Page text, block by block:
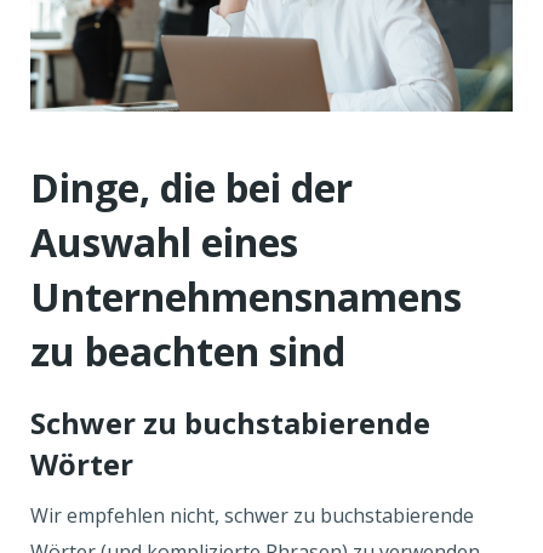
Dinge, die bei der
Auswahl eines
Unternehmensnamens
zu beachten sind
Schwer zu buchstabierende
Wörter
Wir empfehlen nicht, schwer zu buchstabierende